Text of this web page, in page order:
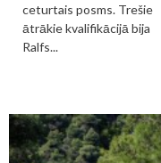
ceturtais posms. Trešie
ātrākie kvalifikācijā bija
Ralfs...